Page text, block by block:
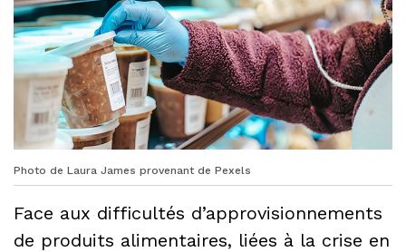
Photo de Laura James provenant de Pexels
Face aux difficultés d’approvisionnements
de produits alimentaires, liées à la crise en